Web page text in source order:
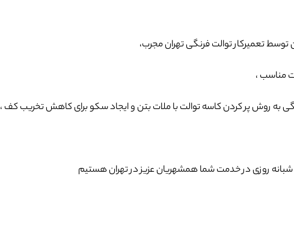
تعمیرکار توالت فرنگی تهران مجرب،
مناسب ،
به روش پر کردن کاسه توالت با ملات بتن و ایجاد سکو برای کاهش تخریب کف ،
روزی در خدمت شما همشهریان عزیز در تهران هستیم